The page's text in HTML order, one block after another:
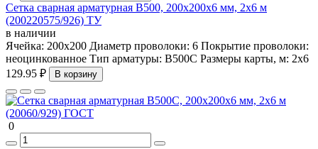
Сетка сварная арматурная В500, 200х200х6 мм, 2х6 м
(200220575/926) ТУ
в наличии
Ячейка: 200х200 Диаметр проволоки: 6 Покрытие проволоки:
неоцинкованное Тип арматуры: В500С Размеры карты, м: 2х6
129.95 ₽
В корзину
0